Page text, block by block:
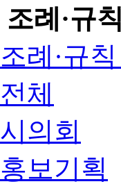
조례·규
조례·규
전체
시의회
홍보기획